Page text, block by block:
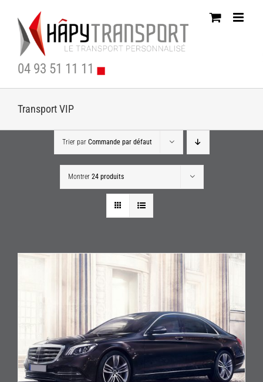
contenu
04 93 51 11 11
Transport VIP
Trier par Commande par défaut
Montrer 24 produits